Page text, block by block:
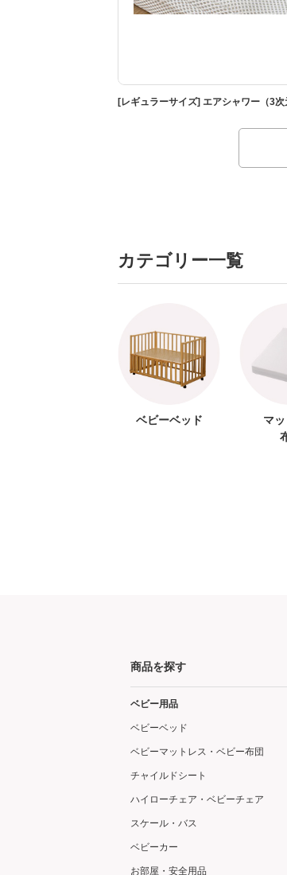
[レギュラーサイズ] エアシャワー（3次
カテゴリー一覧
ベビーベッド
マ
商品を探す
ベビー用品
ベビーベッド
ベビーマットレス・ベビー布団
チャイルドシート
ハイローチェア・ベビーチェア
スケール・バス
ベビーカー
お部屋・安全用品